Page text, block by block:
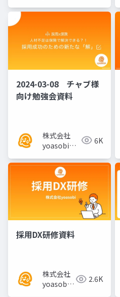
ナー様
2024-03-08 チャブ様
向け勉強会資料
株式会社
yoasobi／
様
6K
採用DX研修資料
株式会社
yoasobi
2.6K